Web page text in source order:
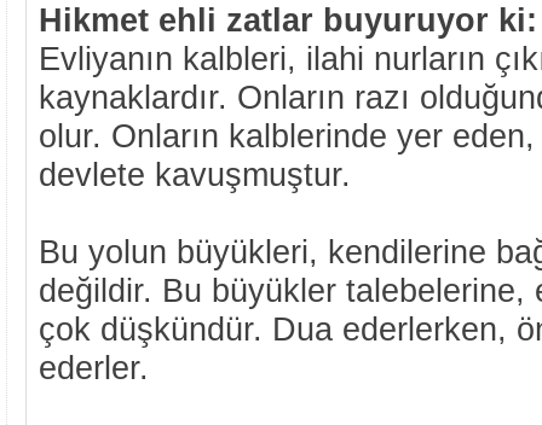
Hikmet ehli zatlar buyuruyor ki:
Evliyanın kalbleri, ilahi nurların
kaynaklardır. Onların razı
olur. Onların kalblerinde yer
devlete kavuşmuştur.
Bu yolun büyükleri, kendilerine
değildir. Bu büyükler talebelerine,
çok düşkündür. Dua ederlerken,
ederler.